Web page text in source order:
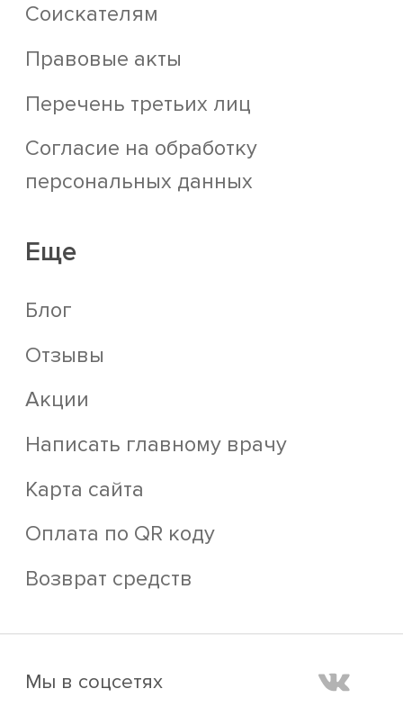
Соискателям
Правовые акты
Перечень третьих лиц
Согласие на обработку
персональных данных
Еще
Блог
Отзывы
Акции
Написать главному врачу
Карта сайта
Оплата по QR коду
Возврат средств
Мы в соцсетях